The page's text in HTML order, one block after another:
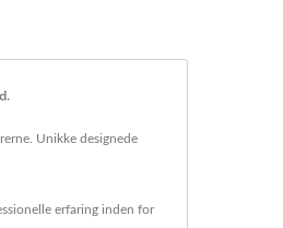
Unikke designede
erfaring inden for